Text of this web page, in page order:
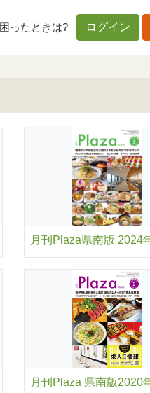
困ったときは? ログイン
月刊Plaza県南版 2024
月刊Plaza 県南版2020